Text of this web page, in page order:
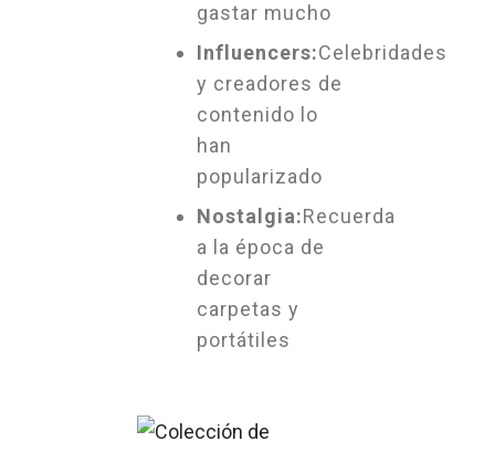
gastar mucho
Influencers:Celebridades
y creadores de
contenido lo
han
popularizado
Nostalgia:Recuerda
a la época de
decorar
carpetas y
portátiles